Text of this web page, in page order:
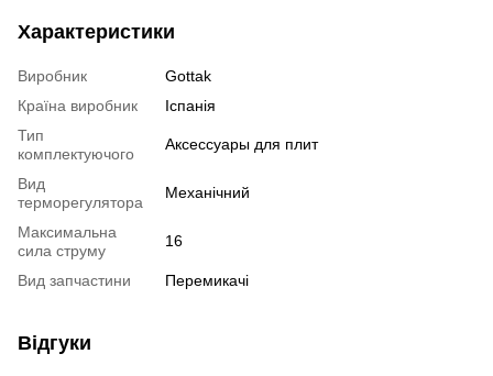
Характеристики
Виробник
Gottak
Країна виробник
Іспанія
Тип
комплектуючого
Аксессуары для плит
Вид
терморегулятора
Механічний
Максимальна
сила струму
16
Вид запчастини Перемикачі
Відгуки